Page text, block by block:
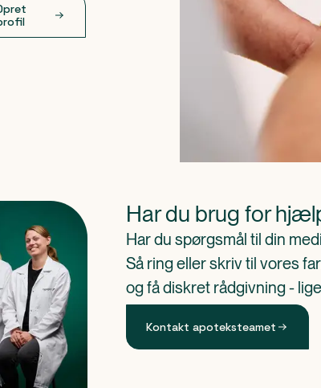
Har du brug for
Har du spørgsmål til din
Så ring eller skriv til vores
og få diskret rådgivning -
Kontakt apoteksteamet